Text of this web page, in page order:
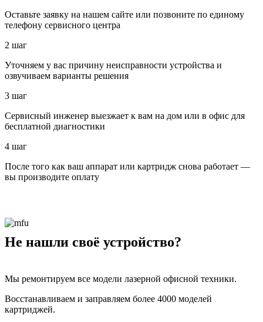
Оставьте заявку на нашем сайте или позвоните по единому
телефону сервисного центра
2 шаг
Уточняем у вас причину неисправности устройства и
озвучиваем варианты решения
3 шаг
Сервисный инженер выезжает к вам на дом или в офис для
бесплатной диагностики
4 шаг
После того как ваш аппарат или картридж снова работает —
вы производите оплату
Не нашли своё устройство?
Мы ремонтируем все модели лазерной офисной техники.
Восстанавливаем и заправляем более 4000 моделей
картриджей.